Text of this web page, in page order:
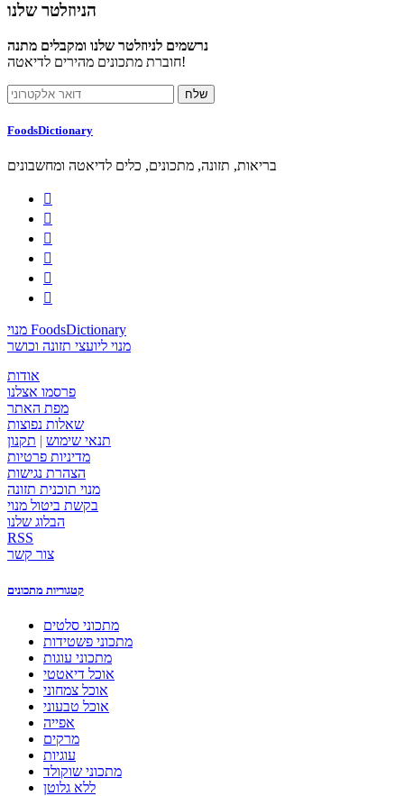
הניוזלטר שלנו
נרשמים לניוזלטר שלנו ומקבלים מתנה
חוברת מתכונים מהירים לדיאטה!
FoodsDictionary
בריאות, תזונה, מתכונים, כלים לדיאטה ומחשבונים






מנוי FoodsDictionary
מנוי ליועצי תזונה וכושר
אודות
פרסמו אצלנו
מפת האתר
שאלות נפוצות
תנאי שימוש
תקנון
מדיניות פרטיות
הצהרת נגישות
מנוי תוכנית תזונה
בקשת ביטול מנוי
הבלוג שלנו
RSS
צור קשר
קטגוריות מתכונים
מתכוני סלטים
מתכוני פשטידות
מתכוני עוגות
אוכל דיאטטי
אוכל צמחוני
אוכל טבעוני
אפייה
מרקים
עוגיות
מתכוני שוקולד
ללא גלוטן